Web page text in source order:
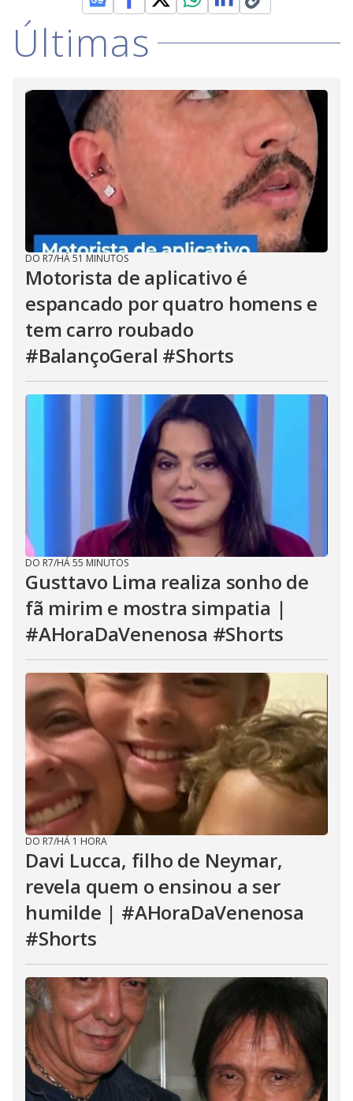
Últimas
DO R7/HÁ 51 MINUTOS
Motorista de aplicativo é
espancado por quatro homens e
tem carro roubado
#BalançoGeral #Shorts
DO R7/HÁ 55 MINUTOS
Gusttavo Lima realiza sonho de
fã mirim e mostra simpatia |
#AHoraDaVenenosa #Shorts
DO R7/HÁ 1 HORA
Davi Lucca, filho de Neymar,
revela quem o ensinou a ser
humilde | #AHoraDaVenenosa
#Shorts